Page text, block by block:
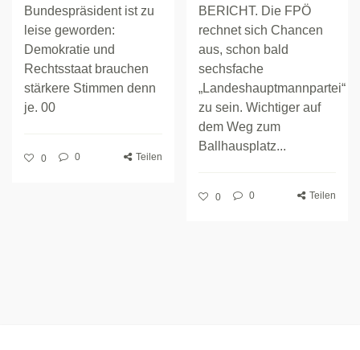
Bundespräsident ist zu
leise geworden:
Demokratie und
Rechtsstaat brauchen
stärkere Stimmen denn
je. 00
0 0 Teilen
BERICHT. Die FPÖ
rechnet sich Chancen
aus, schon bald
sechsfache
„Landeshauptmannpartei“
zu sein. Wichtiger auf
dem Weg zum
Ballhausplatz...
0 0 Teilen